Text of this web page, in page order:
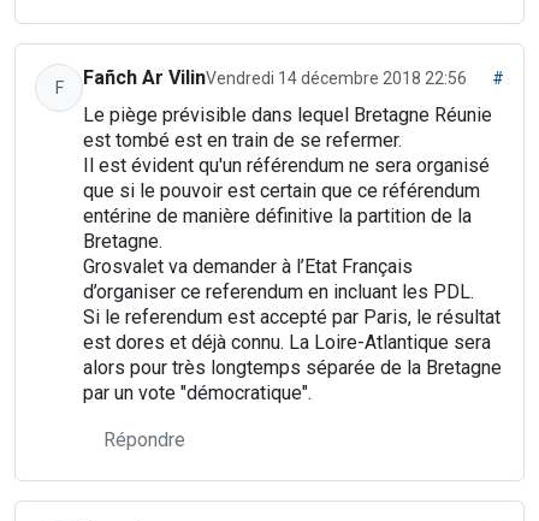
F Fañch Ar VilinVendredi 14 décembre 2018 22:56 #
Le piège prévisible dans lequel Bretagne Réunie
est tombé est en train de se refermer.
Il est évident qu'un référendum ne sera organisé
que si le pouvoir est certain que ce référendum
entérine de manière définitive la partition de la
Bretagne.
Grosvalet va demander à l’Etat Français
d’organiser ce referendum en incluant les PDL.
Si le referendum est accepté par Paris, le résultat
est dores et déjà connu. La Loire-Atlantique sera
alors pour très longtemps séparée de la Bretagne
par un vote "démocratique".
Répondre